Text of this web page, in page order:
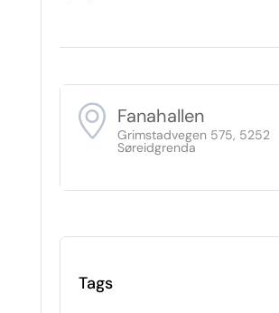
Fanahallen
Grimstadvegen 575, 5252
Søreidgrenda
Tags